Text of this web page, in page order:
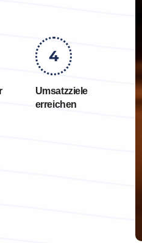
4
Umsatzziele
erreichen